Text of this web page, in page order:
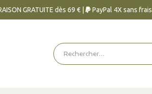
GRATUITE dès 69 € | PayPal 4X sans frais